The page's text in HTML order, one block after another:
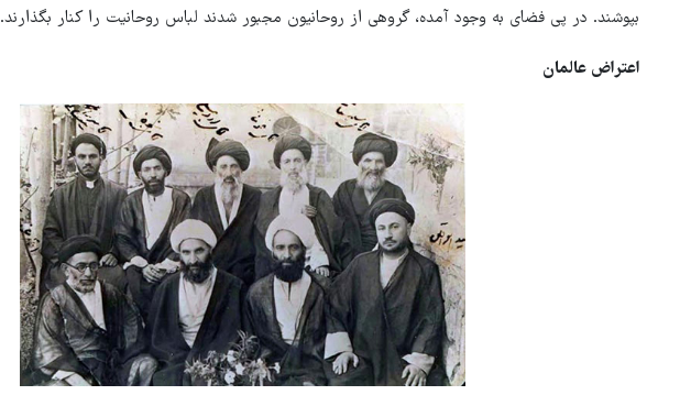
بپوشند. در پی فضای به وجود آمده، گروهی از روحانیون مجبور شدند لباس روحانیت را کنار بگذارند.
اعتراض عالمان